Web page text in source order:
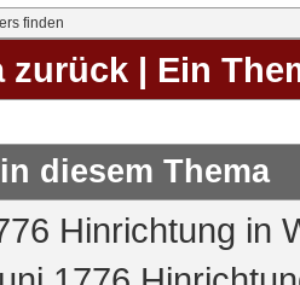
zurück | Ein
diesem Thema
Hinrichtung in